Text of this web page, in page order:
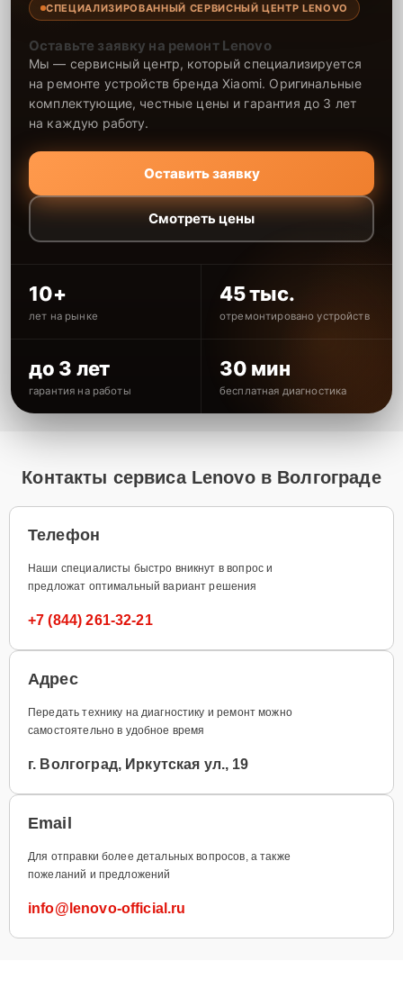
СПЕЦИАЛИЗИРОВАННЫЙ СЕРВИСНЫЙ ЦЕНТР LENOVO
Оставьте заявку на ремонт Lenovo
Мы — сервисный центр, который специализируется
на ремонте устройств бренда Xiaomi. Оригинальные
комплектующие, честные цены и гарантия до 3 лет
на каждую работу.
Оставить заявку
Смотреть цены
10+
лет на рынке
45 тыс.
отремонтировано устройств
до 3 лет
гарантия на работы
30 мин
бесплатная диагностика
Контакты сервиса Lenovo в Волгограде
Телефон
Наши специалисты быстро вникнут в вопрос и
предложат оптимальный вариант решения
+7 (844) 261-32-21
Адрес
Передать технику на диагностику и ремонт можно
самостоятельно в удобное время
г. Волгоград, Иркутская ул., 19
Email
Для отправки более детальных вопросов, а также
пожеланий и предложений
info@lenovo-official.ru